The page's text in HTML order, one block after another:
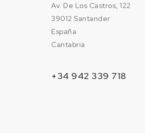
Av. De Los Castros, 122
39012 Santander
España
Cantabria
+34 942 339 718